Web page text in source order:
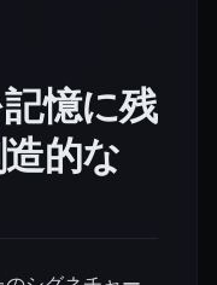
憶に残
的な